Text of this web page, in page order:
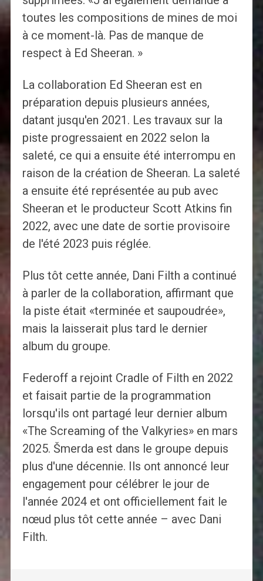
toutes les compositions de mines de moi
à ce moment-là. Pas de manque de
respect à Ed Sheeran. »
La collaboration Ed Sheeran est en
préparation depuis plusieurs années,
datant jusqu'en 2021. Les travaux sur la
piste progressaient en 2022 selon la
saleté, ce qui a ensuite été interrompu en
raison de la création de Sheeran. La saleté
a ensuite été représentée au pub avec
Sheeran et le producteur Scott Atkins fin
2022, avec une date de sortie provisoire
de l'été 2023 puis réglée.
Plus tôt cette année, Dani Filth a continué
à parler de la collaboration, affirmant que
la piste était «terminée et saupoudrée»,
mais la laisserait plus tard le dernier
album du groupe.
Federoff a rejoint Cradle of Filth en 2022
et faisait partie de la programmation
lorsqu'ils ont partagé leur dernier album
«The Screaming of the Valkyries» en mars
2025. Šmerda est dans le groupe depuis
plus d'une décennie. Ils ont annoncé leur
engagement pour célébrer le jour de
l'année 2024 et ont officiellement fait le
nœud plus tôt cette année – avec Dani
Filth.